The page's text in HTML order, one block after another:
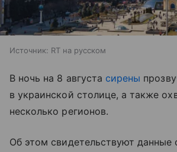
Источник: RT на русском
В ночь на 8 августа сирены
в украинской столице, а также
несколько регионов.
Об этом свидетельствуют данные